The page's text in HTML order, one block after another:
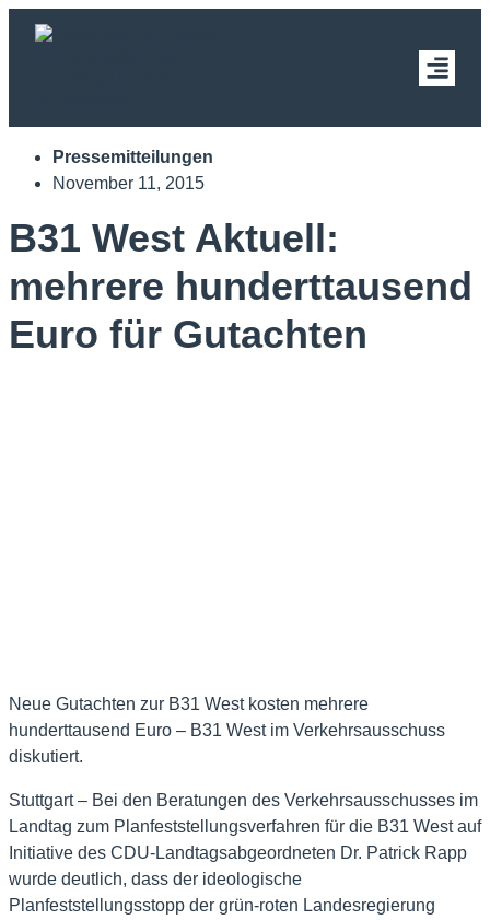
Pressemitteilungen
November 11, 2015
B31 West Aktuell:
mehrere hunderttausend
Euro für Gutachten
Neue Gutachten zur B31 West kosten mehrere
hunderttausend Euro – B31 West im Verkehrsausschuss
diskutiert.
Stuttgart – Bei den Beratungen des Verkehrsausschusses im
Landtag zum Planfeststellungsverfahren für die B31 West auf
Initiative des CDU-Landtagsabgeordneten Dr. Patrick Rapp
wurde deutlich, dass der ideologische
Planfeststellungsstopp der grün-roten Landesregierung